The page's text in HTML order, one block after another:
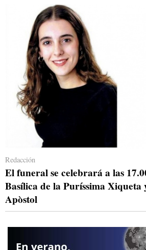
Redacción
El funeral se celebrará a las
Basílica de la Puríssima Xiqueta
Apòstol